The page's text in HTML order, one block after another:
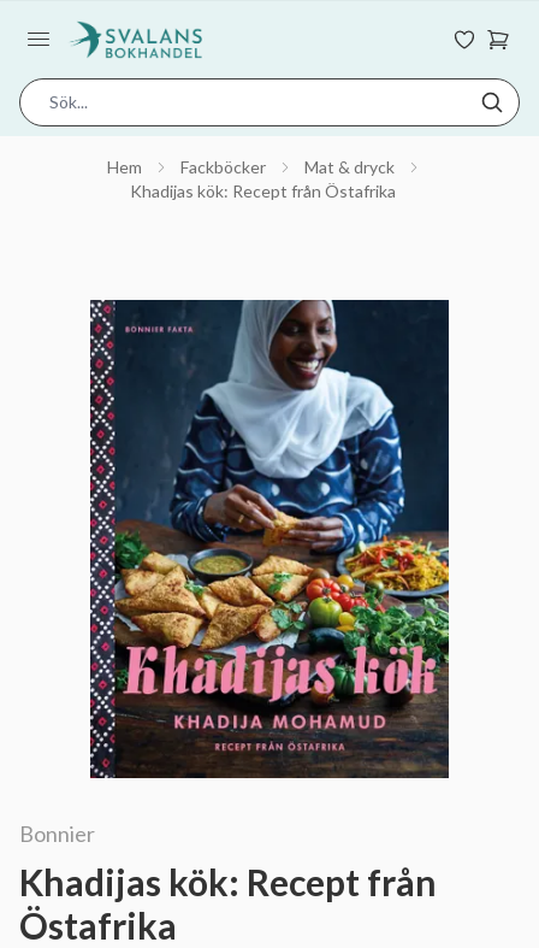
Hem Fackböcker
Mat & dryck
Khadijas kök: Recept från Östafrika
Bonnier
Khadijas kök: Recept från
Östafrika